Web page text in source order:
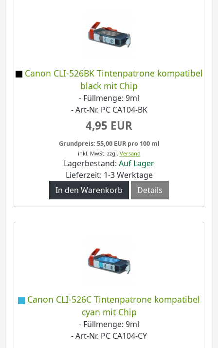
Canon CLI-526BK Tintenpatrone kompatibel
black mit Chip
- Füllmenge: 9ml
- Art-Nr. PC CA104-BK
4,95 EUR
Grundpreis: 55,00 EUR pro 100 ml
inkl. MwSt. zzgl. Versand
Lagerbestand: Auf Lager
Lieferzeit: 1-3 Werktage
In den Warenkorb
Details
Canon CLI-526C Tintenpatrone kompatibel
cyan mit Chip
- Füllmenge: 9ml
- Art-Nr. PC CA104-CY